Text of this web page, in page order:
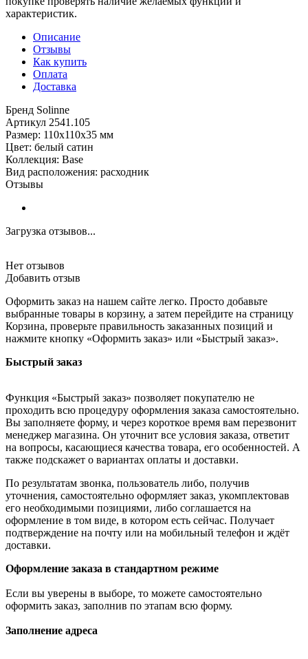
характеристик.
Описание
Отзывы
Как купить
Оплата
Доставка
Бренд Solinne
Артикул 2541.105
Размер: 110x110x35 мм
Цвет: белый сатин
Коллекция: Base
Вид расположения: расходник
Отзывы
Загрузка отзывов...
Нет отзывов
Добавить отзыв
Оформить заказ на нашем сайте легко. Просто добавьте
выбранные товары в корзину, а затем перейдите на страницу
Корзина, проверьте правильность заказанных позиций и
нажмите кнопку «Оформить заказ» или «Быстрый заказ».
Быстрый заказ
Функция «Быстрый заказ» позволяет покупателю не
проходить всю процедуру оформления заказа самостоятельно.
Вы заполняете форму, и через короткое время вам перезвонит
менеджер магазина. Он уточнит все условия заказа, ответит
на вопросы, касающиеся качества товара, его особенностей. А
также подскажет о вариантах оплаты и доставки.
По результатам звонка, пользователь либо, получив
уточнения, самостоятельно оформляет заказ, укомплектовав
его необходимыми позициями, либо соглашается на
оформление в том виде, в котором есть сейчас. Получает
подтверждение на почту или на мобильный телефон и ждёт
доставки.
Оформление заказа в стандартном режиме
Если вы уверены в выборе, то можете самостоятельно
оформить заказ, заполнив по этапам всю форму.
Заполнение адреса